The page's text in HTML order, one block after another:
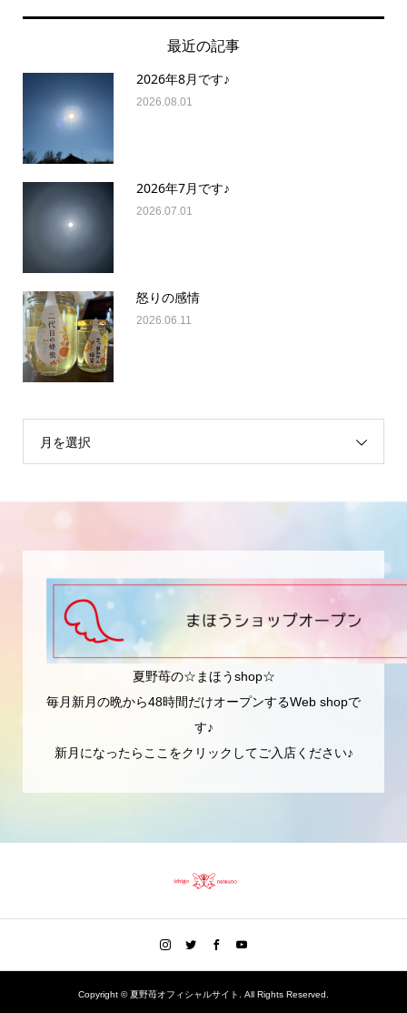
最近の記事
2026年8月です♪
2026.08.01
2026年7月です♪
2026.07.01
怒りの感情
2026.06.11
月を選択
夏野苺の☆まほうshop☆
毎月新月の晩から48時間だけオープンするWeb shopで
す♪
新月になったらここをクリックしてご入店ください♪
Copyright ©夏野苺オフィシャルサイト. All Rights Reserved.